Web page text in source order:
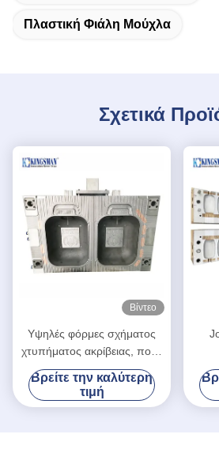
Πλαστική Φιάλη Μούχλα
Σχετικά
Βίντεο
Υψηλές φόρμες σχήματος
χτυπήματος ακρίβειας, πολυ
υψηλή αξιοπιστία φορμών
κοιλοτήτων
Βρείτε την καλύτερη
τιμή